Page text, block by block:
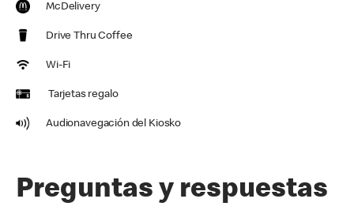
McDelivery
Drive Thru Coffee
Wi-Fi
Tarjetas regalo
Audionavegación del Kiosko
Preguntas y respuestas